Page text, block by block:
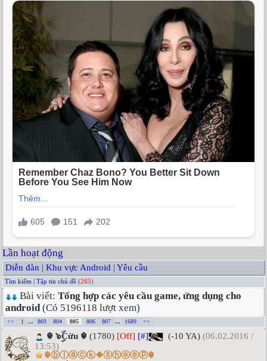
Lần hoạt động
Diễn đàn | Khu vực Android | Yêu cầu
Tìm kiếm | Tập tin chủ đề (265)
Bài viết: Tổng hợp các yêu cầu game, ứng dụng cho
android(Có 5196118 lượt xem)
<< 1 ... 803 804 805 806 807 ... 1689 >>
☬ ๖ۣۜCừu ☬ (1780) [Off] [#] (-10 YA) (06.02.2016 /
13:53)
☬ⓑⓛⓐⓒⓚ❖ⓢⓗⓔⓔⓟ☬